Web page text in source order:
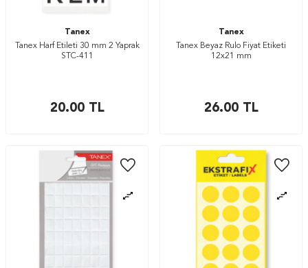
Tanex
Tanex Harf Etileti 30 mm 2 Yaprak
STC-411
20.00TL
Tanex
Tanex Beyaz Rulo Fiyat Etiketi
12x21 mm
26.00TL